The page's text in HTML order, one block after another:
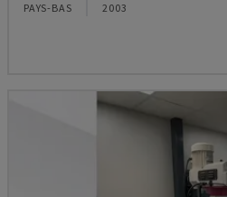
PAYS-BAS 2003